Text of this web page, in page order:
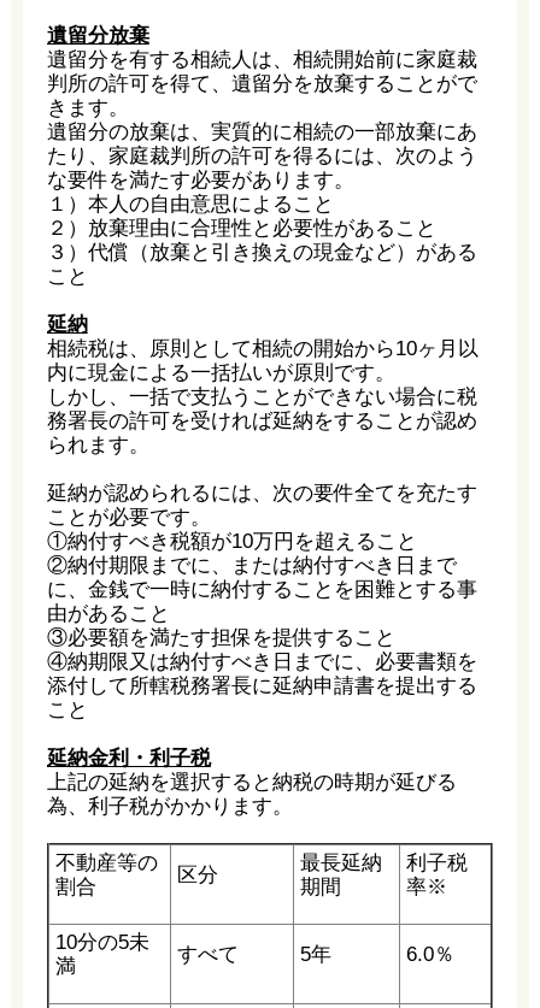
遺留分放棄
遺留分を有する相続人は、相続開始前に家庭裁
判所の許可を得て、遺留分を放棄することがで
きます。
遺留分の放棄は、実質的に相続の一部放棄にあ
たり、家庭裁判所の許可を得るには、次のよう
な要件を満たす必要があります。
１）本人の自由意思によること
２）放棄理由に合理性と必要性があること
３）代償（放棄と引き換えの現金など）がある
こと
延納
相続税は、原則として相続の開始から10ヶ月以
内に現金による一括払いが原則です。
しかし、一括で支払うことができない場合に税
務署長の許可を受ければ延納をすることが認め
られます。
延納が認められるには、次の要件全てを充たす
ことが必要です。
①納付すべき税額が10万円を超えること
②納付期限までに、または納付すべき日まで
に、金銭で一時に納付することを困難とする事
由があること
③必要額を満たす担保を提供すること
④納期限又は納付すべき日までに、必要書類を
添付して所轄税務署長に延納申請書を提出する
こと
延納金利・利子税
上記の延納を選択すると納税の時期が延びる
為、利子税がかかります。
不動産等の
割合
区分
最長延納
期間
利子税
率※
10分の5未
満
すべて 5年 6.0％